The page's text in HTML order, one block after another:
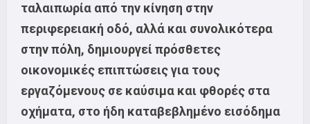
ταλαιπωρία από την κίνηση στην
περιφερειακή οδό, αλλά και συνολικότερα
στην πόλη, δημιουργεί πρόσθετες
οικονομικές επιπτώσεις για τους
εργαζόμενους σε καύσιμα και φθορές στα
οχήματα, στο ήδη καταβεβλημένο εισόδημα